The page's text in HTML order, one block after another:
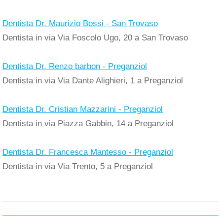
Dentista Dr. Maurizio Bossi - San Trovaso
Dentista in via Via Foscolo Ugo, 20 a San Trovaso
Dentista Dr. Renzo barbon - Preganziol
Dentista in via Via Dante Alighieri, 1 a Preganziol
Dentista Dr. Cristian Mazzarini - Preganziol
Dentista in via Piazza Gabbin, 14 a Preganziol
Dentista Dr. Francesca Mantesso - Preganziol
Dentista in via Via Trento, 5 a Preganziol